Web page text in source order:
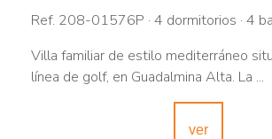
Ref. 208-01576P · 4 dormitorios · 4
Villa familiar de estilo mediterráneo
línea de golf, en Guadalmina Alta. La ...
ver